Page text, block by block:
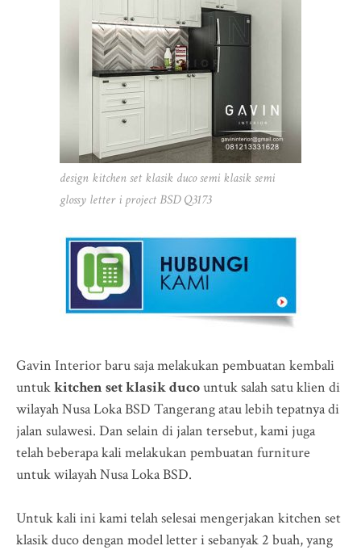
design kitchen set klasik duco semi klasik semi
glossy letter i project BSD Q3173
Gavin Interior baru saja melakukan pembuatan kembali
untukkitchen set klasik ducountuk salah satu klien di
wilayah Nusa Loka BSD Tangerang atau lebih tepatnya di
jalan sulawesi. Dan selain di jalan tersebut, kami juga
telah beberapa kali melakukan pembuatan furniture
untuk wilayah Nusa Loka BSD.
Untuk kali ini kami telah selesai mengerjakan kitchen set
klasik duco dengan model letter i sebanyak 2 buah, yang